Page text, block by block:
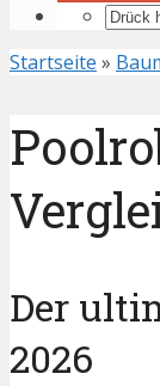
Startseite »
Der
2026